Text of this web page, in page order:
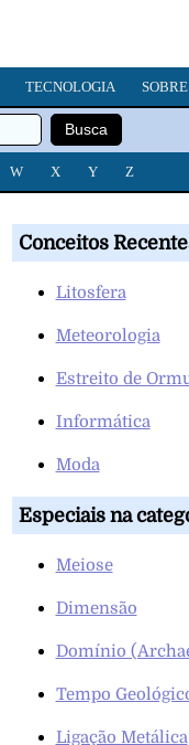
TECNOLOGIA
W X Y Z
Conceitos
Litosfera
Meteorologia
Estreito de
Informática
Moda
Especiais na
Meiose
Dimensão
Domínio
Tempo
Ligação Metálica